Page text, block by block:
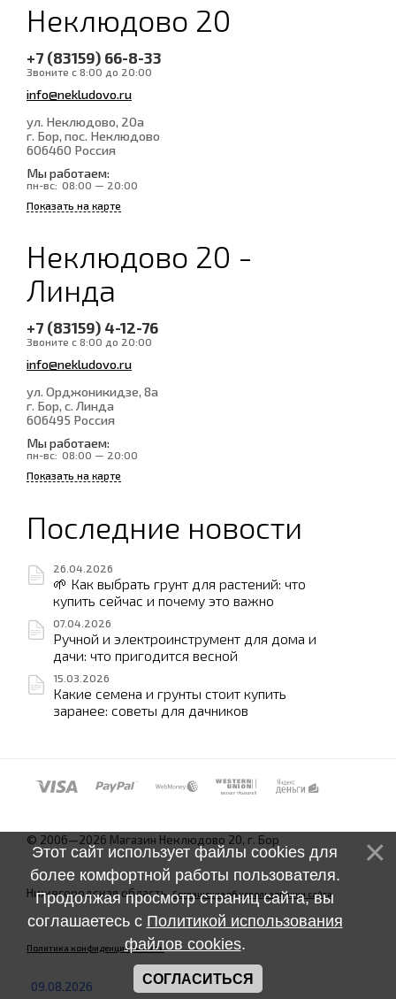
Неклюдово 20
+7 (83159) 66-8-33
Звоните с 8:00 до 20:00
info@nekludovo.ru
ул. Неклюдово, 20а
г. Бор, пос. Неклюдово
606460 Россия
Мы работаем:
пн-вс: 08:00 — 20:00
Показать на карте
Неклюдово 20 -
Линда
+7 (83159) 4-12-76
Звоните с 8:00 до 20:00
info@nekludovo.ru
ул. Орджоникидзе, 8а
г. Бор, с. Линда
606495 Россия
Мы работаем:
пн-вс: 08:00 — 20:00
Показать на карте
Последние новости
26.04.2026
🌱 Как выбрать грунт для растений: что
купить сейчас и почему это важно
07.04.2026
Ручной и электроинструмент для дома и
дачи: что пригодится весной
15.03.2026
Какие семена и грунты стоит купить
заранее: советы для дачников
© 2006—2026 Магазин Неклюдово 20, г. Бор
Нижегородская область.Соглашение об использовании сайта
Политика конфиденциальности
09.08.2026
Этот сайт использует файлы cookies для
более комфортной работы пользователя.
Продолжая просмотр страниц сайта, вы
соглашаетесь с Политикой использования
файлов cookies.
СОГЛАСИТЬСЯ